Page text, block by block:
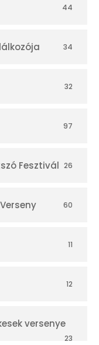
44
34
32
97
Fesztivál 26
60
11
12
versenye
23